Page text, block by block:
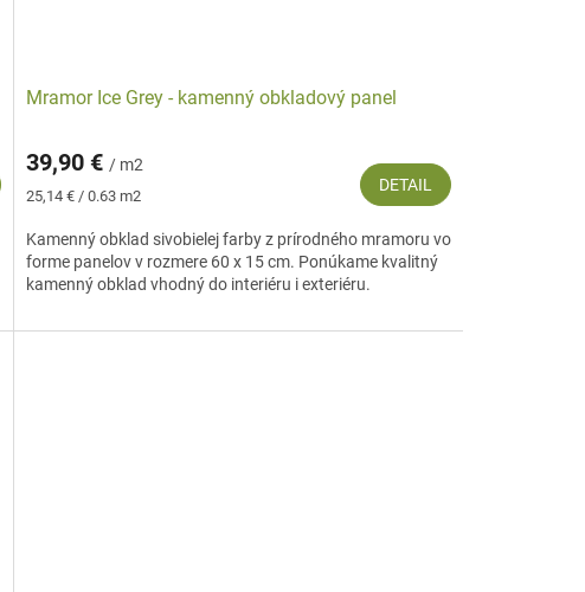
Mramor Ice Grey - kamenný obkladový panel
39,90 € / m2
Jednotková
25,14 € / 0.63 m2
DETAIL
Kamenný obklad sivobielej farby z prírodného mramoru vo
forme panelov v rozmere 60 x 15 cm. Ponúkame kvalitný
kamenný obklad vhodný do interiéru i exteriéru.